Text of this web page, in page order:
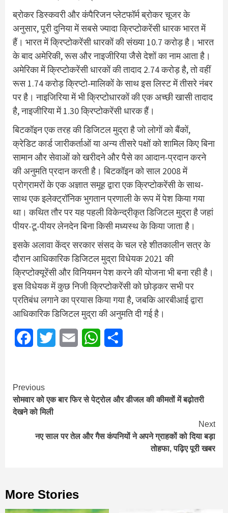
ब्रोकर डिस्कवरी और कंपैरिजन प्लेटफॉर्म ब्रोकर चूजर के
अनुसार, पूरी दुनिया में सबसे ज्यादा क्रिप्टोकरेंसी धारक भारत में
हैं। भारत में क्रिप्टोकरेंसी धारकों की संख्या 10.7 करोड़ है। भारत
के बाद अमेरिकी, रूस और नाइजीरिया जैसे देशों का नाम आता है।
अमेरिका में क्रिप्टोकरेंसी धारकों की तादाद 2.74 करोड़ है, तो वहीं
रूस 1.74 करोड़ क्रिप्टो-मालिकों के साथ इस लिस्ट में तीसरे नंबर
पर है। नाइजिरिया में भी क्रिप्टोधारकों की एक अच्छी खासी तादाद
है, नाइजीरिया में 1.30 क्रिप्टोकरेंसी धारक हैं।
बिटकॉइन एक तरह की डिजिटल मुद्रा है जो लोगों को बैंकों,
क्रेडिट कार्ड जारीकर्ताओं या अन्य तीसरे पक्षों को शामिल किए बिना
सामान और सेवाओं को खरीदने और पैसे का आदान-प्रदान करने
की अनुमति प्रदान करती है। बिटकॉइन को साल 2008 में
प्रोग्रामरों के एक अज्ञात समूह द्वारा एक क्रिप्टोकरेंसी के साथ-
साथ एक इलेक्ट्रॉनिक भुगतान प्रणाली के रूप में पेश किया गया
था। कथित तौर पर यह पहली विकेन्द्रीकृत डिजिटल मुद्रा है जहां
पीयर-टू-पीयर लेनदेन बिना किसी मध्यस्थ के किया जाता है।
इसके अलावा केंद्र सरकार संसद के चल रहे शीतकालीन सत्र के
दौरान आधिकारिक डिजिटल मुद्रा विधेयक 2021 की
क्रिप्टोक्यूरेंसी और विनियमन पेश करने की योजना भी बना रही है।
इस विधेयक में कुछ निजी क्रिप्टोकरेंसी को छोड़कर सभी पर
प्रतिबंध लगाने का प्रयास किया गया है, जबकि आरबीआई द्वारा
आधिकारिक डिजिटल मुद्रा की अनुमति दी गई है।
FacebookTwitter Email WhatsApp
Continue
Reading
Previous
सोमवार को एक बार फिर से पेट्रोल और डीजल की कीमतों में बढ़ोतरी
देखने को मिली
Next
नए साल पर तेल और गैस कंपनियों ने अपने ग्राहकों को दिया बड़ा
तोहफा, पढ़िए पूरी खबर
More Stories